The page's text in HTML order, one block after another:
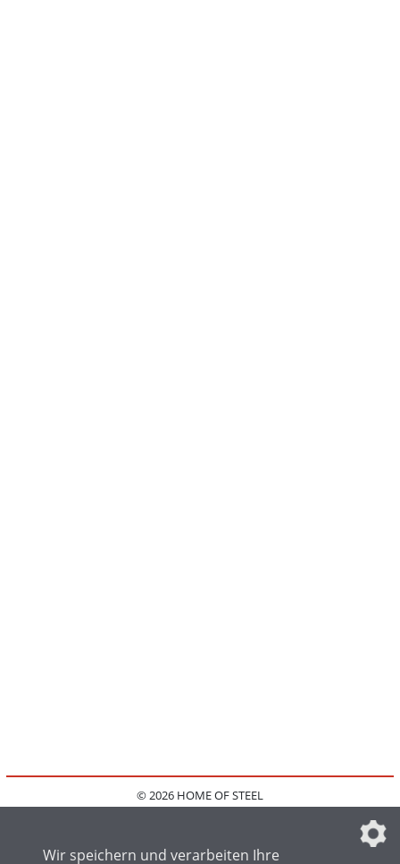
© 2026 HOME OF STEEL
IMPRESSUM
FAQ
DATENSCHUTZEINSTELLUNGEN
Wir speichern und verarbeiten Ihre